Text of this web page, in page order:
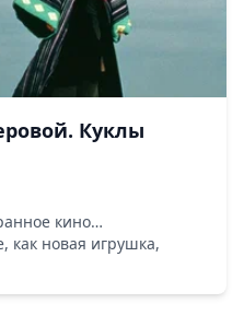
Куклы
кино…
как новая игрушка,